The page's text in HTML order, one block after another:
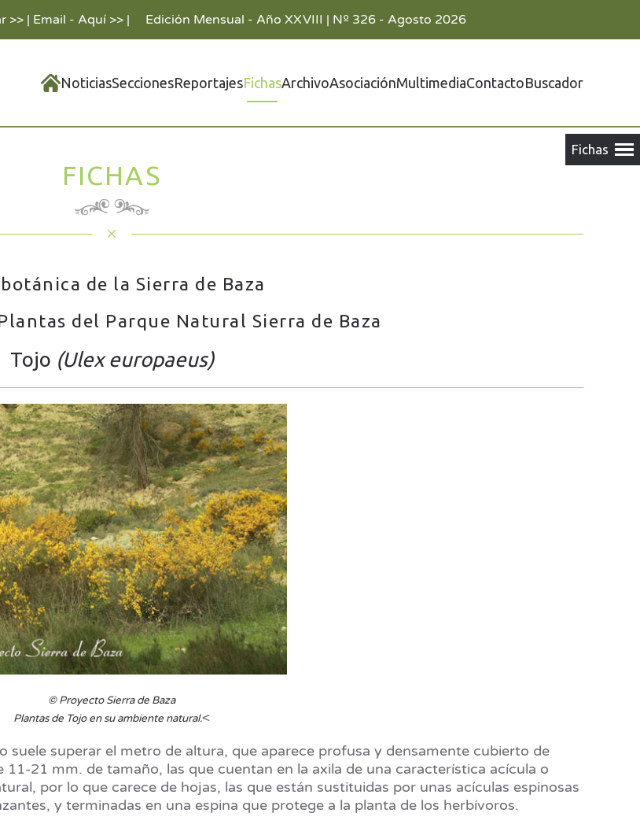
>>| Email - Aquí >>| Edición Mensual - Año XXVIII | Nº 326 - Agosto 2026
NoticiasSeccionesReportajesFichasArchivoAsociaciónMultimediaContactoBuscador
FICHAS
de la Sierra de Baza
del Parque Natural Sierra de Baza
Tojo (Ulex europaeus)
© Proyecto Sierra de Baza
Plantas de Tojo en su ambiente natural.<
suele superar el metro de altura, que aparece profusa y densamente cubierto de
21 mm. de tamaño, las que cuentan en la axila de una característica acícula o
por lo que carece de hojas, las que están sustituidas por unas acículas espinosas
y terminadas en una espina que protege a la planta de los herbívoros.